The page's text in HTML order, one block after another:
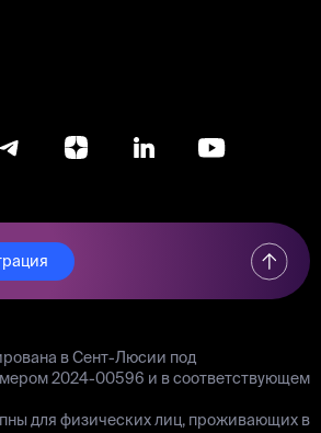
в Сент-Люсии под
2024-00596 и в соответствующем
для физических лиц, проживающих в